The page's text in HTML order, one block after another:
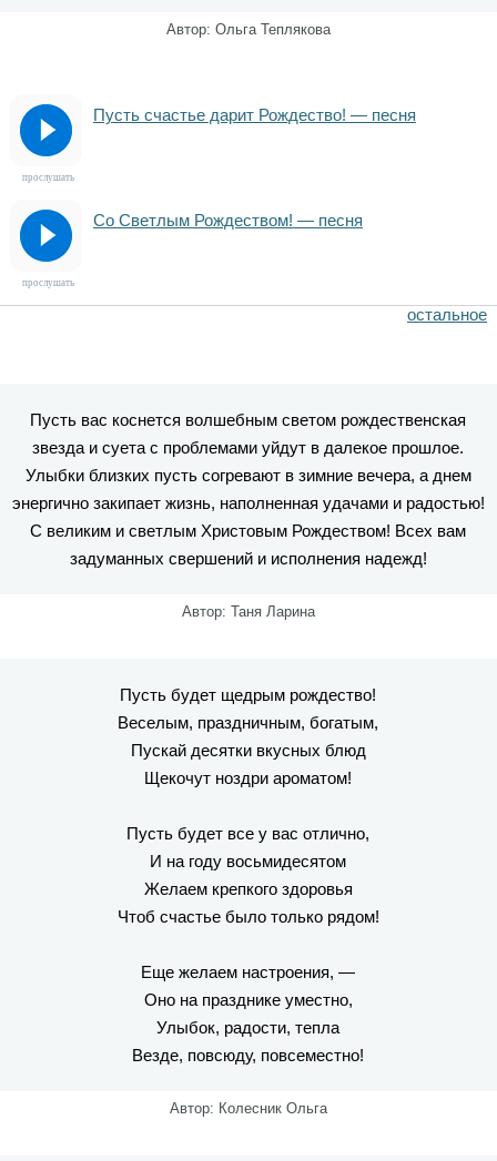
Автор: Ольга Теплякова
Пусть счастье дарит Рождество! — песня
прослушать
Со Светлым Рождеством! — песня
прослушать
остальное
Пусть вас коснется волшебным светом рождественская
звезда и суета с проблемами уйдут в далекое прошлое.
Улыбки близких пусть согревают в зимние вечера, а днем
энергично закипает жизнь, наполненная удачами и радостью!
С великим и светлым Христовым Рождеством! Всех вам
задуманных свершений и исполнения надежд!
Автор: Таня Ларина
Пусть будет щедрым рождество!
Веселым, праздничным, богатым,
Пускай десятки вкусных блюд
Щекочут ноздри ароматом!
Пусть будет все у вас отлично,
И на году восьмидесятом
Желаем крепкого здоровья
Чтоб счастье было только рядом!
Еще желаем настроения, —
Оно на празднике уместно,
Улыбок, радости, тепла
Везде, повсюду, повсеместно!
Автор: Колесник Ольга